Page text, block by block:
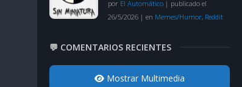
por El Automático | publicado el
26/5/2026 | en Memes/Humor, Reddit
💬 COMENTARIOS RECIENTES
Mostrar Multimedia